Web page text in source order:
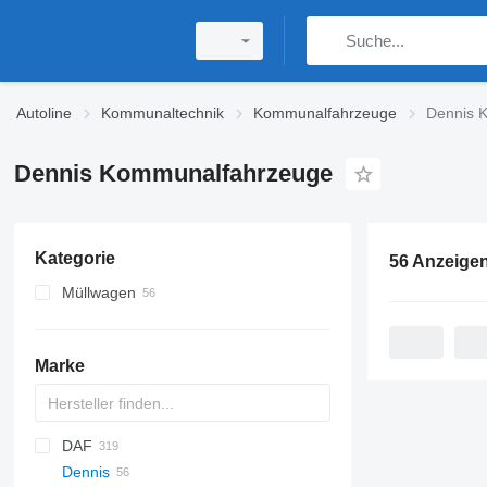
Autoline Kommunaltechnik Kommunalfahrzeuge Dennis
Dennis Kommunalfahrzeuge
Kategorie
Müllwagen
Marke
M-series
200 - series
BU
CityCat
BPO
DAF
AS
Dennis
56